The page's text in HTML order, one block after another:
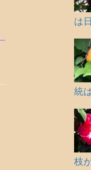
は
統
枝